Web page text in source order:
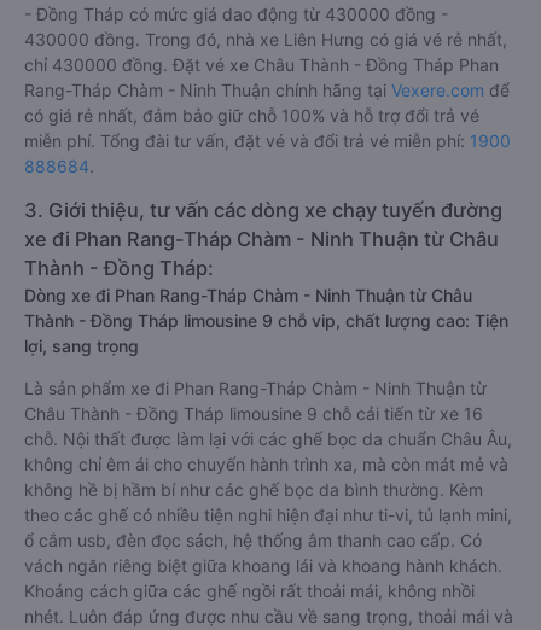
- Đồng Tháp có mức giá dao động từ 430000 đồng -
430000 đồng. Trong đó, nhà xe Liên Hưng có giá vé rẻ nhất,
chỉ 430000 đồng. Đặt vé xe Châu Thành - Đồng Tháp Phan
Rang-Tháp Chàm - Ninh Thuận chính hãng tại Vexere.com để
có giá rẻ nhất, đảm bảo giữ chỗ 100% và hỗ trợ đổi trả vé
miễn phí. Tổng đài tư vấn, đặt vé và đổi trả vé miễn phí: 1900
888684.
3. Giới thiệu, tư vấn các dòng xe chạy tuyến đường
xe đi Phan Rang-Tháp Chàm - Ninh Thuận từ Châu
Thành - Đồng Tháp:
Dòng xe đi Phan Rang-Tháp Chàm - Ninh Thuận từ Châu
Thành - Đồng Tháp limousine 9 chỗ vip, chất lượng cao: Tiện
lợi, sang trọng
Là sản phẩm xe đi Phan Rang-Tháp Chàm - Ninh Thuận từ
Châu Thành - Đồng Tháp limousine 9 chỗ cải tiến từ xe 16
chỗ. Nội thất được làm lại với các ghế bọc da chuẩn Châu Âu,
không chỉ êm ái cho chuyến hành trình xa, mà còn mát mẻ và
không hề bị hầm bí như các ghế bọc da bình thường. Kèm
theo các ghế có nhiều tiện nghi hiện đại như ti-vi, tủ lạnh mini,
ổ cắm usb, đèn đọc sách, hệ thống âm thanh cao cấp. Có
vách ngăn riêng biệt giữa khoang lái và khoang hành khách.
Khoảng cách giữa các ghế ngồi rất thoải mái, không nhồi
nhét. Luôn đáp ứng được nhu cầu về sang trọng, thoải mái và